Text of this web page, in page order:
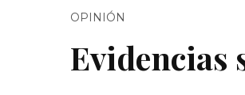
OPINIÓN
Evidencias